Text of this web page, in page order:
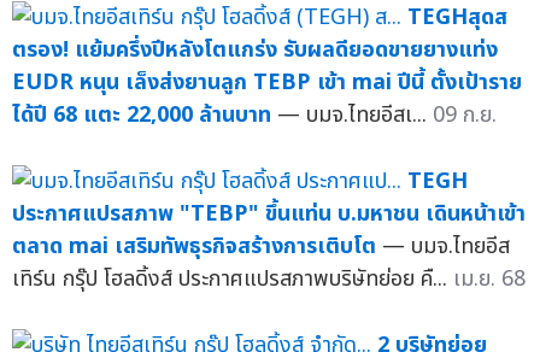
TEGHสุดส
ตรอง! แย้มครึ่งปีหลังโตแกร่ง รับผลดียอดขายยางแท่ง
EUDR หนุน เล็งส่งยานลูก TEBP เข้า mai ปีนี้ ตั้งเป้าราย
ได้ปี 68 แตะ 22,000 ล้านบาท — บมจ.ไทยอีสเ... 09 ก.ย.
TEGH
ประกาศแปรสภาพ "TEBP" ขึ้นแท่น บ.มหาชน เดินหน้าเข้า
ตลาด mai เสริมทัพธุรกิจสร้างการเติบโต — บมจ.ไทยอีส
เทิร์น กรุ๊ป โฮลดิ้งส์ ประกาศแปรสภาพบริษัทย่อย คื... เม.ย. 68
2 บริษัทย่อย